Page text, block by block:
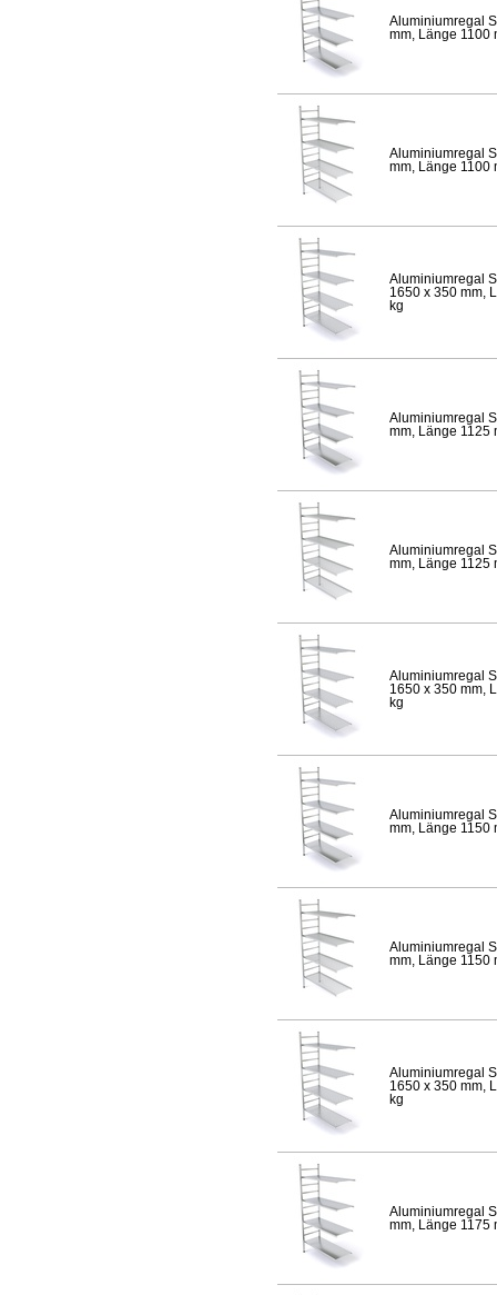
Aluminiumregal
mm, Länge 1100
Aluminiumregal
mm, Länge 1100
Aluminiumregal
1650 x 350 mm,
kg
Aluminiumregal
mm, Länge 1125
Aluminiumregal
mm, Länge 1125
Aluminiumregal
1650 x 350 mm,
kg
Aluminiumregal
mm, Länge 1150
Aluminiumregal
mm, Länge 1150
Aluminiumregal
1650 x 350 mm,
kg
Aluminiumregal
mm, Länge 1175